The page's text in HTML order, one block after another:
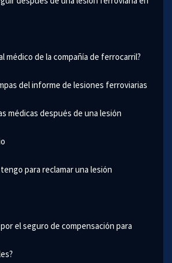
médico de la compañía de ferrocarril?
del informe de lesiones ferroviarias
médicas después de una lesión
para reclamar una lesión
el seguro de compensación para